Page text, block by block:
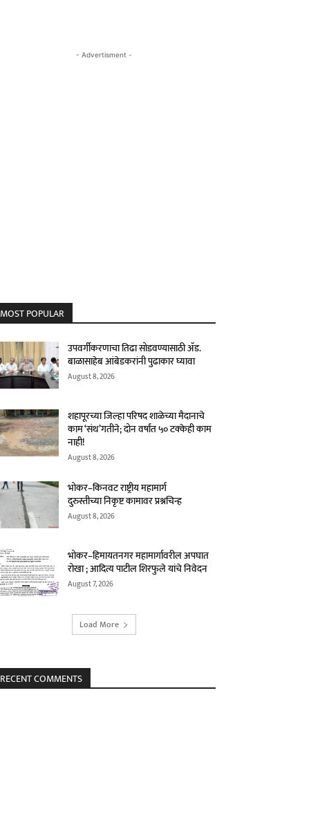
- Advertisment -
MOST POPULAR
उपवर्गीकरणाचा तिढा सोडवण्यासाठी ॲड.
बाळासाहेब आंबेडकरांनी पुढाकार घ्यावा
August 8, 2026
शहापूरच्या जिल्हा परिषद शाळेच्या मैदानाचे
काम ‘संथ’गतीने; दोन वर्षांत ५० टक्केही काम
नाही!
August 8, 2026
भोकर–किनवट राष्ट्रीय महामार्ग
दुरुस्तीच्या निकृष्ट कामावर प्रश्नचिन्ह
August 8, 2026
भोकर–हिमायतनगर महामार्गावरील अपघात
रोखा ; आदित्य पाटील शिरफुले यांचे निवेदन
August 7, 2026
Load More
RECENT COMMENTS